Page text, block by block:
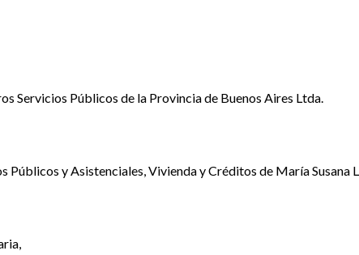
Servicios Públicos de la Provincia de Buenos Aires Ltda.
Públicos y Asistenciales, Vivienda y Créditos de María Susana